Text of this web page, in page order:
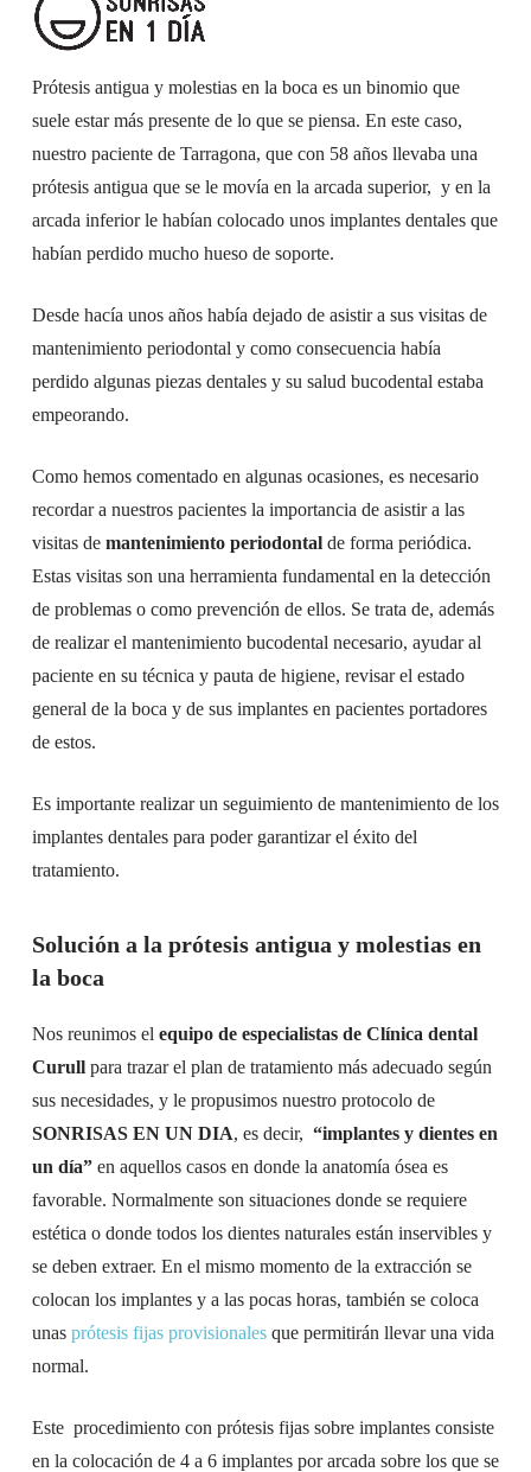
Prótesis antigua y molestias en la boca es un binomio que
suele estar más presente de lo que se piensa. En este caso,
nuestro paciente de Tarragona, que con 58 años llevaba una
prótesis antigua que se le movía en la arcada superior, y en la
arcada inferior le habían colocado unos implantes dentales que
habían perdido mucho hueso de soporte.
Desde hacía unos años había dejado de asistir a sus visitas de
mantenimiento periodontal y como consecuencia había
perdido algunas piezas dentales y su salud bucodental estaba
empeorando.
Como hemos comentado en algunas ocasiones, es necesario
recordar a nuestros pacientes la importancia de asistir a las
visitas de mantenimiento periodontalde forma periódica.
Estas visitas son una herramienta fundamental en la detección
de problemas o como prevención de ellos. Se trata de, además
de realizar el mantenimiento bucodental necesario, ayudar al
paciente en su técnica y pauta de higiene, revisar el estado
general de la boca y de sus implantes en pacientes portadores
de estos.
Es importante realizar un seguimiento de mantenimiento de los
implantes dentales para poder garantizar el éxito del
tratamiento.
Solución a la prótesis antigua y molestias en
la boca
Nos reunimos el equipo de especialistas de Clínica dental
Curullpara trazar el plan de tratamiento más adecuado según
sus necesidades, y le propusimos nuestro protocolo de
SONRISAS EN UN DIA, es decir, “implantes y dientes en
un día”en aquellos casos en donde la anatomía ósea es
favorable. Normalmente son situaciones donde se requiere
estética o donde todos los dientes naturales están inservibles y
se deben extraer. En el mismo momento de la extracción se
colocan los implantes y a las pocas horas, también se coloca
unas prótesis fijas provisionalesque permitirán llevar una vida
normal.
Este procedimiento con prótesis fijas sobre implantes consiste
en la colocación de 4 a 6 implantes por arcada sobre los que se